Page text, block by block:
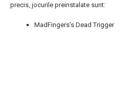
precis, jocurile preinstalate sunt:
MadFingers’s Dead Trigger